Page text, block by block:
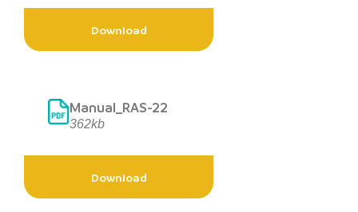
Download
Manual_RAS-22
362kb
Download